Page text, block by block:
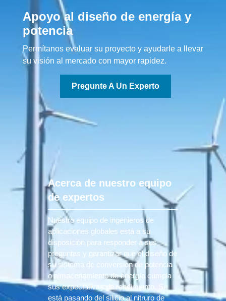
Apoyo al diseño de energía y
potencia
Permítanos evaluar su proyecto y ayudarle a llevar
su visión al mercado con mayor rapidez.
Pregunte A Un Experto
Acerca de nuestro equipo
de expertos
Nuestro equipo de ingenieros de
aplicaciones globales está a su
disposición para responder a sus
preguntas y garantizar que el diseño de
su sistema de conversión de potencia
o almacenamiento de energía cumpla
sus expectativas de rendimiento. Si
está pasando del silicio al nitruro de